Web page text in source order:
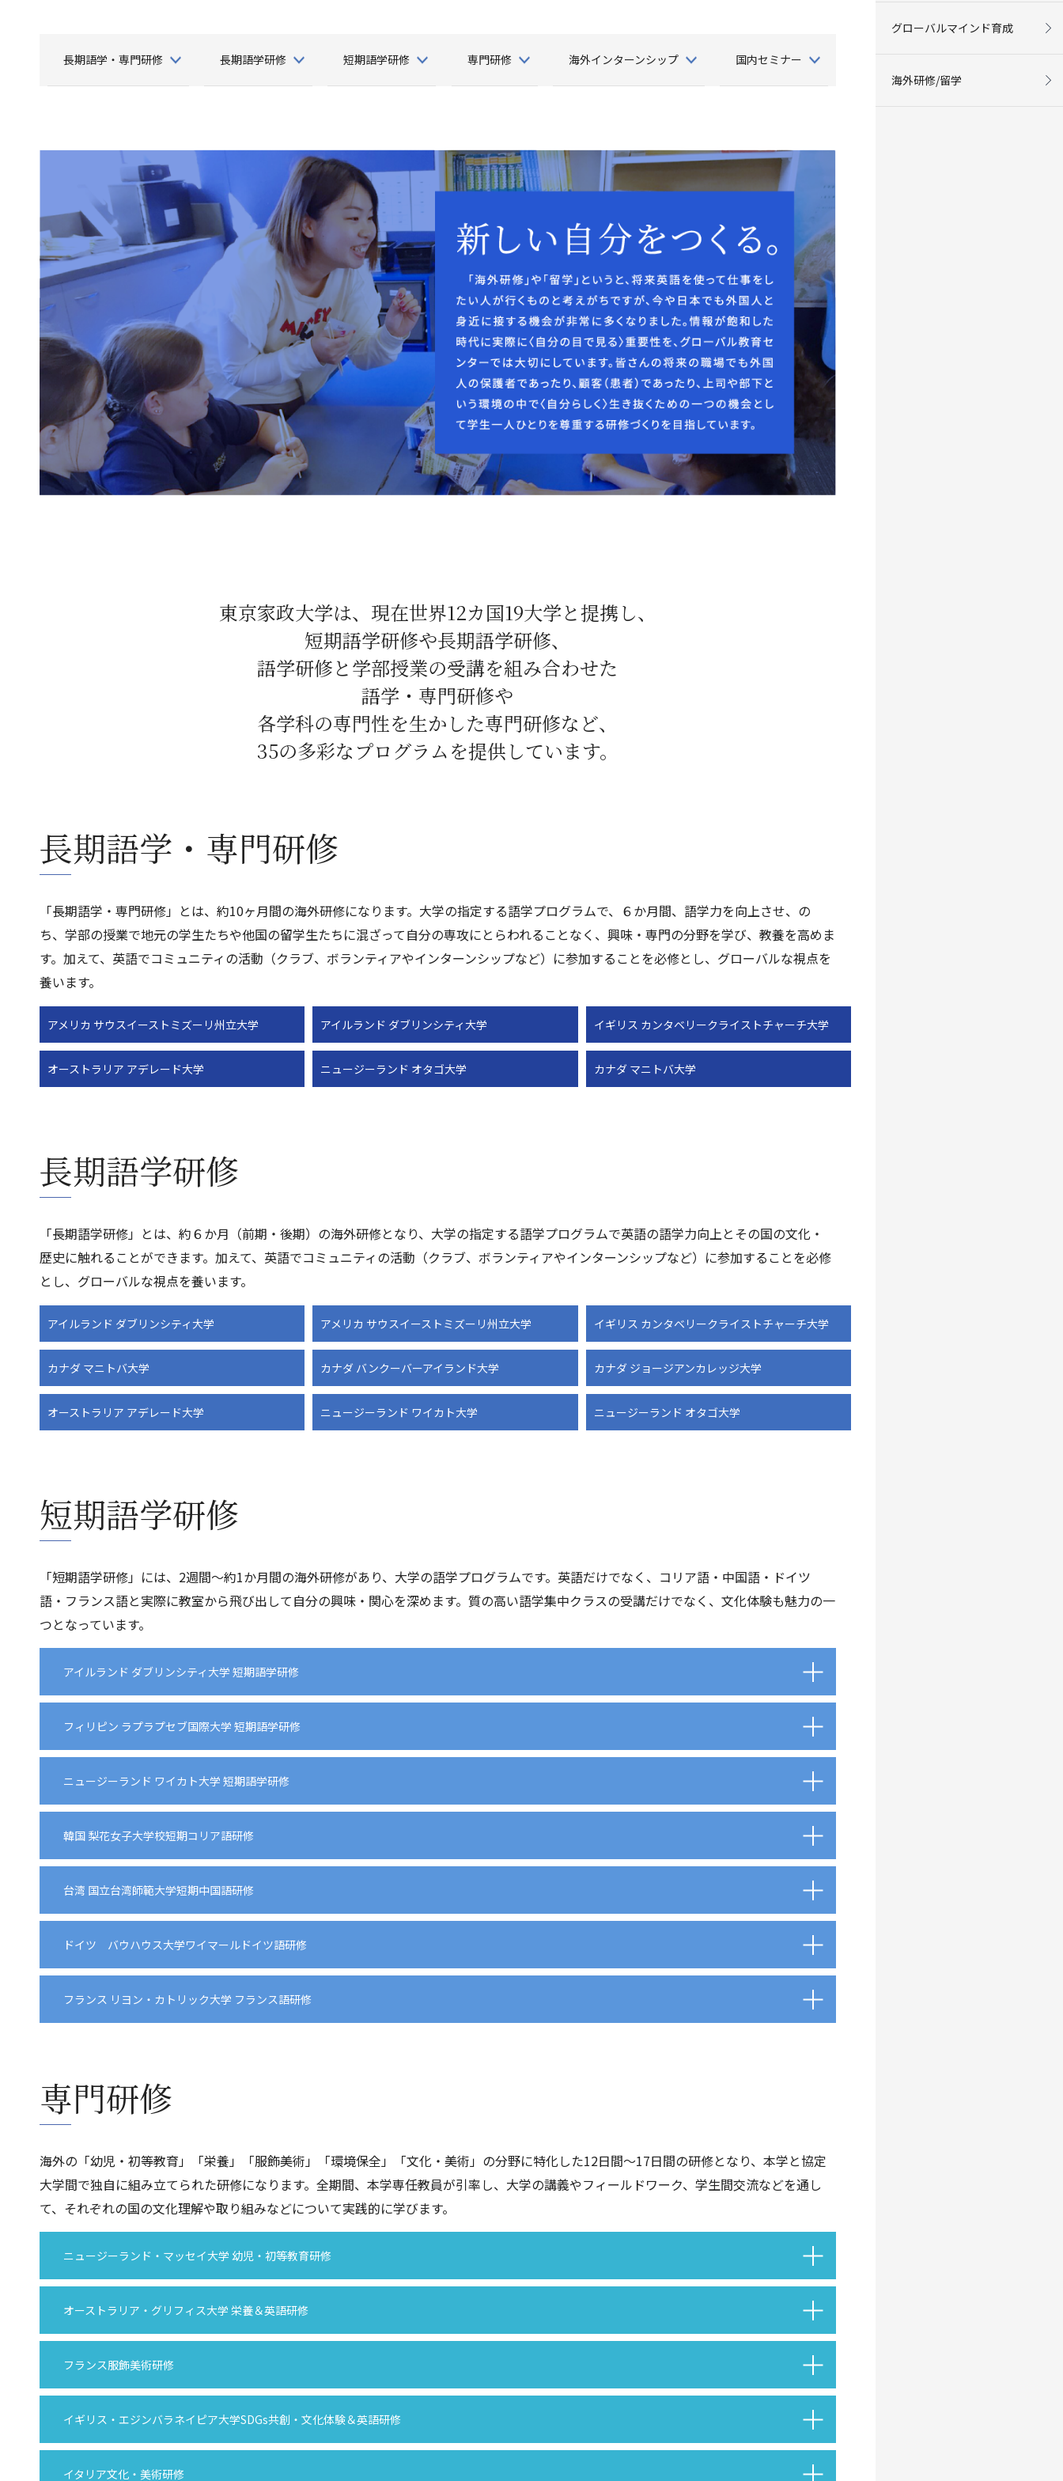
長期語学・専門研修 長期語学研修 短期語学研修 専門研修 海外インターンシップ 国内セミナー
東京家政大学は、 現在世界12カ国19大学と提携し、
短期語学研修や長期語学研修、
語学研修と学部授業の受講を組み合わせた
語学・専門研修や
各学科の専門性を生かした専門研修など、
35の多彩なプログラムを提供しています。
長期語学・専門研修
「長期語学・専門研修」とは、約10ヶ月間の海外研修になります。大学の指定する語学プログラムで、６か月間、語学力を向上させ、の
ち、学部の授業で地元の学生たちや他国の留学生たちに混ざって自分の専攻にとらわれることなく、興味・専門の分野を学び、教養を高めま
す。加えて、英語でコミュニティの活動（クラブ、ボランティアやインターンシップなど）に参加することを必修とし、グローバルな視点を
養います。
アメリカ サウスイーストミズーリ州立大学 アイルランド ダブリンシティ大学 イギリス カンタベリークライストチャーチ大学
オーストラリア アデレード大学 ニュージーランド オタゴ大学 カナダ マニトバ大学
長期語学研修
「長期語学研修」とは、約６か月（前期・後期）の海外研修となり、大学の指定する語学プログラムで英語の語学力向上とその国の文化・
歴史に触れることができます。加えて、英語でコミュニティの活動（クラブ、ボランティアやインターンシップなど）に参加することを必修
とし、グローバルな視点を養います。
アイルランド ダブリンシティ大学 アメリカ サウスイーストミズーリ州立大学 イギリス カンタベリークライストチャーチ大学
カナダ マニトバ大学 カナダ バンクーバーアイランド大学 カナダ ジョージアンカレッジ大学
オーストラリア アデレード大学 ニュージーランド ワイカト大学 ニュージーランド オタゴ大学
短期語学研修
「短期語学研修」には、2週間～約1か月間の海外研修があり、大学の語学プログラムです。英語だけでなく、コリア語・中国語・ドイツ
語・フランス語と実際に教室から飛び出して自分の興味・関心を深めます。質の高い語学集中クラスの受講だけでなく、文化体験も魅力の一
つとなっています。
アイルランド ダブリンシティ大学 短期語学研修
フィリピン ラプラプセブ国際大学 短期語学研修
ニュージーランド ワイカト大学 短期語学研修
韓国 梨花女子大学校短期コリア語研修
台湾 国立台湾師範大学短期中国語研修
ドイツ バウハウス大学ワイマールドイツ語研修
フランス リヨン・カトリック大学 フランス語研修
専門研修
海外の「幼児・初等教育」「栄養」「服飾美術」「環境保全」「文化・美術」の分野に特化した12日間～17日間の研修となり、本学と協定
大学間で独自に組み立てられた研修になります。全期間、本学専任教員が引率し、大学の講義やフィールドワーク、学生間交流などを通し
て、それぞれの国の文化理解や取り組みなどについて実践的に学びます。
ニュージーランド・マッセイ大学 幼児・初等教育研修
オーストラリア・グリフィス大学 栄養＆英語研修
フランス服飾美術研修
イギリス・エジンバラネイピア大学SDGs共創・文化体験＆英語研修
イタリア文化・美術研修
グローバルマインド育成
海外研修/留学